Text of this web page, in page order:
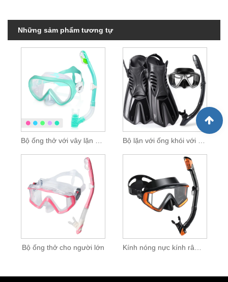
Những sảm phẩm tương tự
Bộ ống thở cho người lớn